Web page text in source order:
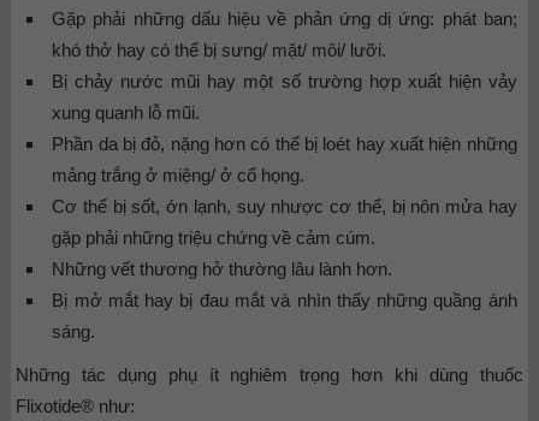
Gặp phải những dấu hiệu về phản ứng dị ứng: phát ban;
khó thở hay có thể bị sưng/ mặt/ môi/ lưỡi.
Bị chảy nước mũi hay một số trường hợp xuất hiện vảy
xung quanh lỗ mũi.
Phần da bị đỏ, nặng hơn có thể bị loét hay xuất hiện những
mảng trắng ở miệng/ ở cổ họng.
Cơ thể bị sốt, ớn lạnh, suy nhược cơ thể, bị nôn mửa hay
gặp phải những triệu chứng về cảm cúm.
Những vết thương hở thường lâu lành hơn.
Bị mở mắt hay bị đau mắt và nhìn thấy những quầng ánh
sáng.
Những tác dụng phụ ít nghiêm trọng hơn khi dùng thuốc
Flixotide® như: